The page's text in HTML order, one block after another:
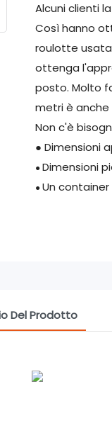
Alcuni clienti
Così hanno
roulotte usata
ottenga
posto. Molto
metri è anche
Non c'è
● Dimensioni
●Dimensioni
●Un container
Del Prodotto